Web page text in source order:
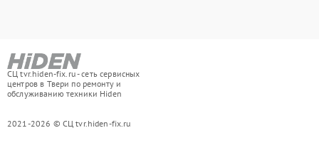
СЦ tvr.hiden-fix.ru - сеть сервисных
центров в Твери по ремонту и
обслуживанию техники Hiden
2021-2026 © СЦ tvr.hiden-fix.ru